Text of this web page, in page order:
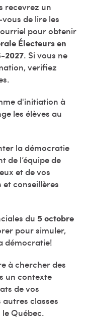
recevrez un
de lire les
pour obtenir
Électeurs en
2027. Si vous ne
verifiez
d'initiation à
les élèves au
la démocratie
de l’équipe de
et de vos
conseillères
du 5 octobre
pour simuler,
démocratie!
à chercher des
un contexte
de vos
classes
Québec.